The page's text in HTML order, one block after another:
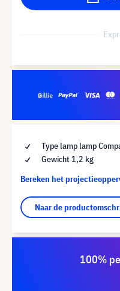
Type lamp lamp
Gewicht 1,2 kg
Bereken het
Naar de
100%